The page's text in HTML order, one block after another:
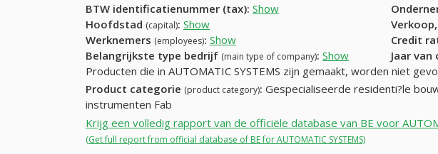
BTW identificatienummer (tax): Show
Hoofdstad (capital): Show
Werknemers (employees): Show Credit
Belangrijkste type bedrijf (main type of company): Show Jaar
Producten die in AUTOMATIC SYSTEMS zijn gemaakt, worden niet
Product categorie (product category): Gespecialiseerde residenti?le
instrumenten Fab
Krijg een volledig rapport van de officiële database van BE voor
(Get full report from official database of BE for AUTOMATIC SYSTEMS)